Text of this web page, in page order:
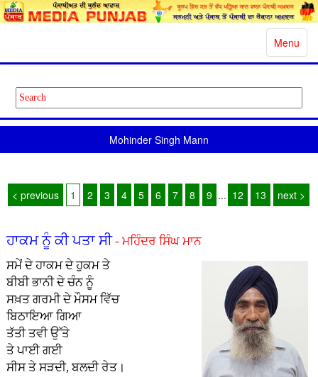
Toggle
Menu
Mohinder Singh Mann
< previous 1 2 3 4 5 6 7 8 9 ... 12 13 next >
ਹਾਕਮ ਨੂੰ ਕੀ ਪਤਾ ਸੀ- ਮਹਿੰਦਰ ਸਿੰਘ ਮਾਨ
ਸਮੇਂ ਦੇ ਹਾਕਮ ਦੇ ਹੁਕਮਤੇ
ਬੀਬੀ ਭਾਨੀ ਦੇ ਚੰਨ ਨੂੰ
ਸਖ਼ਤ ਗਰਮੀ ਦੇ ਮੌਸਮ ਵਿੱਚ
ਬਿਠਾਇਆ ਗਿਆ
ਤੱਤੀ ਤਵੀ ਉੱਤੇ
ਤੇ ਪਾਈ ਗਈ
ਸੀਸ ਤੇ ਸੜਦੀ, ਬਲਦੀ ਰੇਤ।